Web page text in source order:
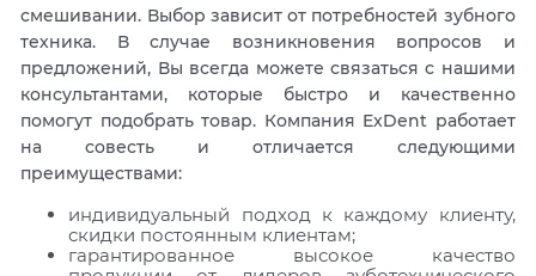
смешивании. Выбор зависит от потребностей зубного
техника. В случае возникновения вопросов и
предложений, Вы всегда можете связаться с нашими
консультантами, которые быстро и качественно
помогут подобрать товар. Компания ExDent работает
на совесть и отличается следующими
преимуществами:
индивидуальный подход к каждому клиенту,
скидки постоянным клиентам;
гарантированное высокое качество